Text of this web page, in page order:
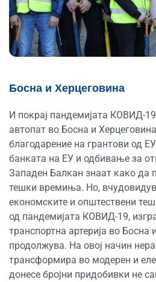
Босна и Херцеговина
И покрај пандемијата КОВИД-
автопат во Босна и
благодарение на грантови од
банката на ЕУ и одбивање за
Западен Балкан знаат како да
тешки времиња. Но,
економските и општествени
од пандемијата КОВИД-19,
транспортна артерија во Босна
продолжува. На овој начин
трансформира во модерен и
донесе бројни придобивки не